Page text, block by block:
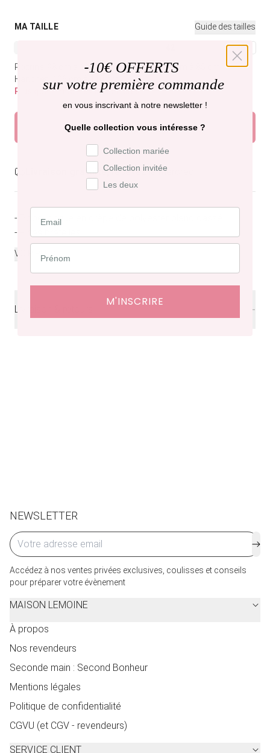
MA TAILLE Guide des tailles
Variante épuisée ou indisponible
Variante épuisée ou
Variante
46
Poitrine: 98 cm à 102 cm.Tour de taille: 81 cm à 85 cm.
Hanches: 106 cm à 110 cm.
Plus que 2 modèles disponibles
Ajouter au panier
Livraison gratuite,recevez-la mercredi .
- Robe longue en crêpe de polyester blanc cassé
- Fines bretelles
VOIR PLUS
Livraison & retours
NEWSLETTER
Accédez à nos ventes privées exclusives, coulisses et conseils
pour préparer votre évènement
MAISON LEMOINE
À propos
Nos revendeurs
Seconde main : Second Bonheur
Mentions légales
Politique de confidentialité
CGVU (et CGV - revendeurs)
SERVICE CLIENT
-10€ OFFERTS
sur votre première commande
en vous inscrivant à notre newsletter !
Quelle collection vous intéresse ?
Préférence de collection
Collection mariée
Collection invitée
Les deux
M'INSCRIRE